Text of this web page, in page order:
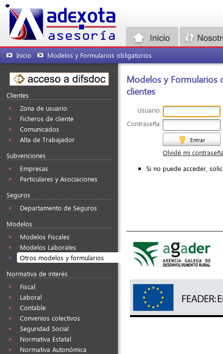
Inicio Modelos y Formularios obligatorios
Clientes
Zona de usuario
Ficheros de cliente
Comunicados
Alta de Trabajador
Subvenciones
Empresas
Particulares y Asociaciones
Seguros
Departamento de Seguros
Modelos
Modelos Fiscales
Modelos Laborales
Otros modelos y formularios
Normativa de interés
Fiscal
Laboral
Contable
Convenios colectivos
Seguridad Social
Normativa Estatal
Normativa Autonómica
Modelos y Formularios
clientes
Usuario:
Contraseña:
Entrar
Olvidé mi
Si no puede acceder,